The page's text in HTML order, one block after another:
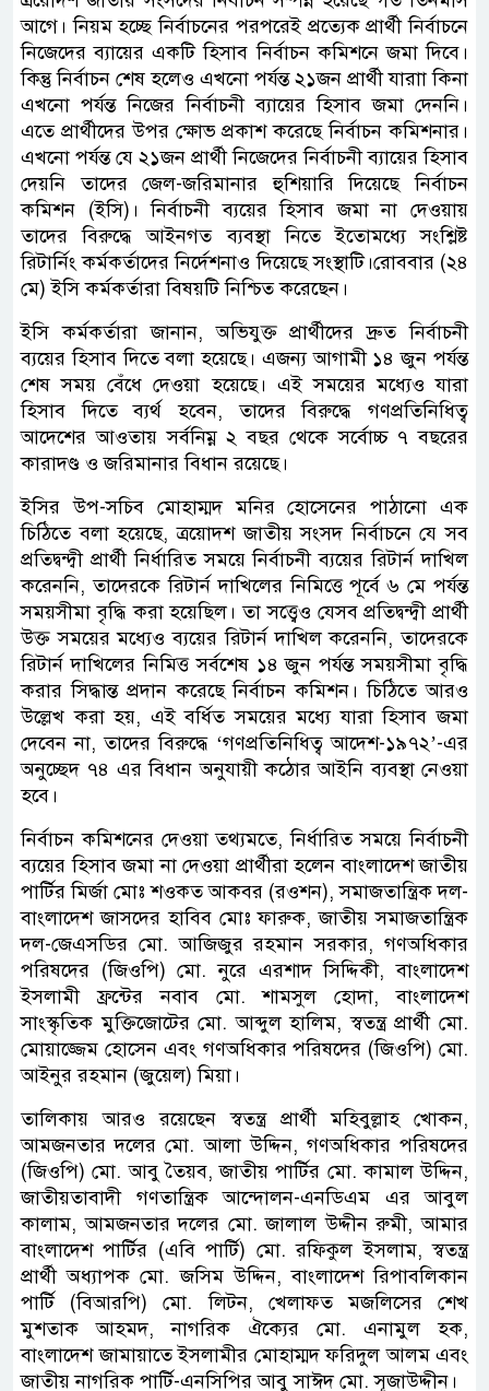
আগে। নিয়ম হচ্ছে নির্বাচনের পরপরেই প্রত্যেক প্রার্থী নির্বাচনে
নিজেদের ব্যায়ের একটি হিসাব নির্বাচন কমিশনে জমা দিবে।
কিন্তু নির্বাচন শেষ হলেও এখনো পর্যন্ত ২১জন প্রার্থী যারাা কিনা
এখনো পর্যন্ত নিজের নির্বাচনী ব্যায়ের হিসাব জমা দেননি।
এতে প্রার্থীদের উপর ক্ষোভ প্রকাশ করেছে নির্বাচন কমিশনার।
এখনো পর্যন্ত যে ২১জন প্রার্থী নিজেদের নির্বাচনী ব্যায়ের হিসাব
দেয়নি তাদের জেল-জরিমানার ‍হুশিয়ারি দিয়েছে নির্বাচন
কমিশন (ইসি)। নির্বাচনী ব্যয়ের হিসাব জমা না দেওয়ায়
তাদের বিরুদ্ধে আইনগত ব্যবস্থা নিতে ইতোমধ্যে সংশ্লিষ্ট
রিটার্নিং কর্মকর্তাদের নির্দেশনাও দিয়েছে সংস্থাটি।রোববার (২৪
মে) ইসি কর্মকর্তারা বিষয়টি নিশ্চিত করেছেন।
ইসি কর্মকর্তারা জানান, অভিযুক্ত প্রার্থীদের দ্রুত নির্বাচনী
ব্যয়ের হিসাব দিতে বলা হয়েছে। এজন্য আগামী ১৪ জুন পর্যন্ত
শেষ সময় বেঁধে দেওয়া হয়েছে। এই সময়ের মধ্যেও যারা
হিসাব দিতে ব্যর্থ হবেন, তাদের বিরুদ্ধে গণপ্রতিনিধিত্ব
আদেশের আওতায় সর্বনিম্ন ২ বছর থেকে সর্বোচ্চ ৭ বছরের
কারাদণ্ড ও জরিমানার বিধান রয়েছে।
ইসির উপ-সচিব মোহাম্মদ মনির হোসেনের পাঠানো এক
চিঠিতে বলা হয়েছে, ত্রয়োদশ জাতীয় সংসদ নির্বাচনে যে সব
প্রতিদ্বন্দ্বী প্রার্থী নির্ধারিত সময়ে নির্বাচনী ব্যয়ের রিটার্ন দাখিল
করেননি, তাদেরকে রিটার্ন দাখিলের নিমিত্তে পূর্বে ৬ মে পর্যন্ত
সময়সীমা বৃদ্ধি করা হয়েছিল। তা সত্ত্বেও যেসব প্রতিদ্বন্দ্বী প্রার্থী
উক্ত সময়ের মধ্যেও ব্যয়ের রিটার্ন দাখিল করেননি, তাদেরকে
রিটার্ন দাখিলের নিমিত্ত সর্বশেষ ১৪ জুন পর্যন্ত সময়সীমা বৃদ্ধি
করার সিদ্ধান্ত প্রদান করেছে নির্বাচন কমিশন। চিঠিতে আরও
উল্লেখ করা হয়, এই বর্ধিত সময়ের মধ্যে যারা হিসাব জমা
দেবেন না, তাদের বিরুদ্ধে ‘গণপ্রতিনিধিত্ব আদেশ-১৯৭২’-এর
অনুচ্ছেদ ৭৪ এর বিধান অনুযায়ী কঠোর আইনি ব্যবস্থা নেওয়া
হবে।
নির্বাচন কমিশনের দেওয়া তথ্যমতে, নির্ধারিত সময়ে নির্বাচনী
ব্যয়ের হিসাব জমা না দেওয়া প্রার্থীরা হলেন বাংলাদেশ জাতীয়
পার্টির মির্জা মোঃ শওকত আকবর (রওশন), সমাজতান্ত্রিক দল-
বাংলাদেশ জাসদের হাবিব মোঃ ফারুক, জাতীয় সমাজতান্ত্রিক
দল-জেএসডির মো. আজিজুর রহমান সরকার, গণঅধিকার
পরিষদের (জিওপি) মো. নুরে এরশাদ সিদ্দিকী, বাংলাদেশ
ইসলামী ফ্রন্টের নবাব মো. শামসুল হোদা, বাংলাদেশ
সাংস্কৃতিক মুক্তিজোটের মো. আব্দুল হালিম, স্বতন্ত্র প্রার্থী মো.
মোয়াজ্জেম হোসেন এবং গণঅধিকার পরিষদের (জিওপি) মো.
আইনুর রহমান (জুয়েল) মিয়া।
তালিকায় আরও রয়েছেন স্বতন্ত্র প্রার্থী মহিবুল্লাহ খোকন,
আমজনতার দলের মো. আলা উদ্দিন, গণঅধিকার পরিষদের
(জিওপি) মো. আবু তৈয়ব, জাতীয় পার্টির মো. কামাল উদ্দিন,
জাতীয়তাবাদী গণতান্ত্রিক আন্দোলন-এনডিএম এর আবুল
কালাম, আমজনতার দলের মো. জালাল উদ্দীন রুমী, আমার
বাংলাদেশ পার্টির (এবি পার্টি) মো. রফিকুল ইসলাম, স্বতন্ত্র
প্রার্থী অধ্যাপক মো. জসিম উদ্দিন, বাংলাদেশ রিপাবলিকান
পার্টি (বিআরপি) মো. লিটন, খেলাফত মজলিসের শেখ
মুশতাক আহমদ, নাগরিক ঐক্যের মো. এনামুল হক,
বাংলাদেশ জামায়াতে ইসলামীর মোহাম্মদ ফরিদুল আলম এবং
জাতীয় নাগরিক পার্টি-এনসিপির আবু সাঈদ মো. সূজাউদ্দীন।